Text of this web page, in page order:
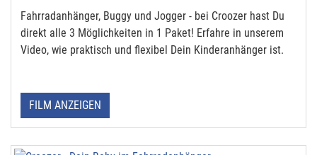
Fahrradanhänger, Buggy und Jogger - bei Croozer hast Du
direkt alle 3 Möglichkeiten in 1 Paket! Erfahre in unserem
Video, wie praktisch und flexibel Dein Kinderanhänger ist.
FILM ANZEIGEN